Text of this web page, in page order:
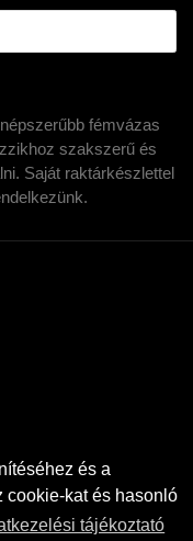
és a
cookie-kat és hasonló
tájékoztató
fémvázas
szakszerű és
Saját raktárkészlettel